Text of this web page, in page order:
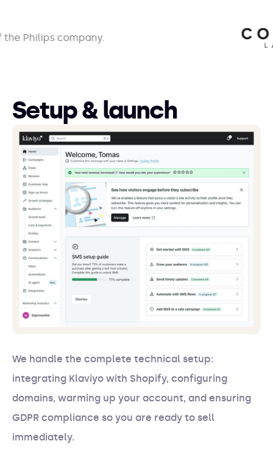
Setup & launch
We handle the complete technical setup:
integrating Klaviyo with Shopify, configuring
domains, warming up your account, and ensuring
GDPR compliance so you are ready to sell
immediately.